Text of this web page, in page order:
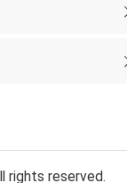
rights reserved.